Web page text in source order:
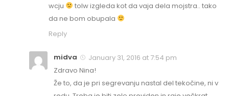
wcju
tolw izgleda kot da vaja dela mojstra.. tako
da ne bom obupala
Reply
midva
January 31, 2016 at 7:54 pm
Zdravo Nina!
Že to, da je pri segrevanju nastal del tekočine, ni v